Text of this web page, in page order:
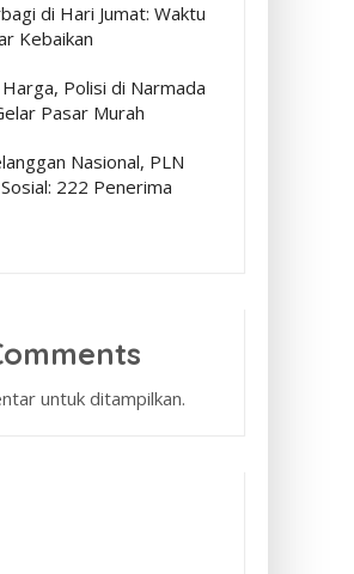
di Hari Jumat: Waktu
Kebaikan
Polisi di Narmada
Pasar Murah
Nasional, PLN
222 Penerima
untuk ditampilkan.